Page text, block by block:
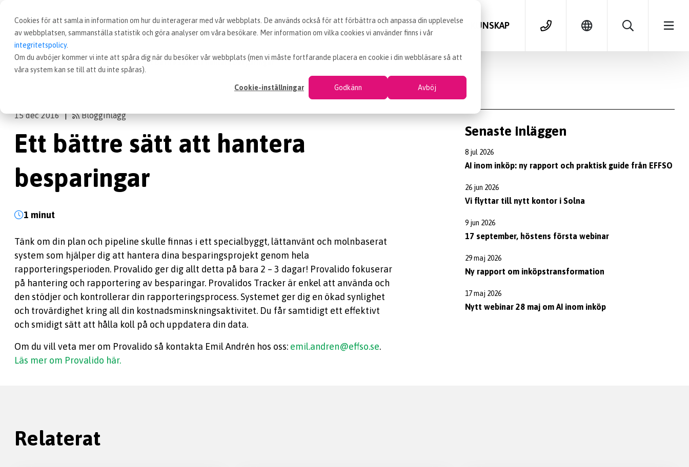
Cookies för att samla in information om hur du interagerar med vår webbplats. De används också för att förbättra och anpassa din upplevelse
av webbplatsen, sammanställa statistik och göra analyser om våra besökare. Mer information om vilka cookies vi använder finns i vår
integritetspolicy.
Om du avböjer kommer vi inte att spåra dig när du besöker vår webbplats (men vi måste fortfarande placera en cookie i din webbläsare så att
våra system kan se till att du inte spåras).
Cookie-inställningar Godkänn Avböj
KUNDCASE VÅRA TJÄNSTER LEDIGA INKÖPSJOBB KUNSKAP
Inköp Nyheter Ett bättre sätt att hantera besparingar
15 dec 2016 | Blogginlägg
Ett bättre sätt att hantera
besparingar
1 minut
Tänk om din plan och pipeline skulle finnas i ett specialbyggt, lättanvänt och molnbaserat
system som hjälper dig att hantera dina besparingsprojekt genom hela
rapporteringsperioden. Provalido ger dig allt detta på bara 2 – 3 dagar! Provalido fokuserar
på hantering och rapportering av besparingar. Provalidos Tracker är enkel att använda och
den stödjer och kontrollerar din rapporteringsprocess. Systemet ger dig en ökad synlighet
och trovärdighet kring all din kostnadsminskningsaktivitet. Du får samtidigt ett effektivt
och smidigt sätt att hålla koll på och uppdatera din data.
Om du vill veta mer om Provalido så kontakta Emil Andrén hos oss: emil.andren@effso.se.
Läs mer om Provalido här.
Senaste inläggen
8 jul 2026
AI inom inköp: ny rapport och praktisk guide från EFFSO
26 jun 2026
Vi flyttar till nytt kontor i Solna
9 jun 2026
17 september, höstens första webinar
29 maj 2026
Ny rapport om inköpstransformation
17 maj 2026
Nytt webinar 28 maj om AI inom inköp
Relaterat